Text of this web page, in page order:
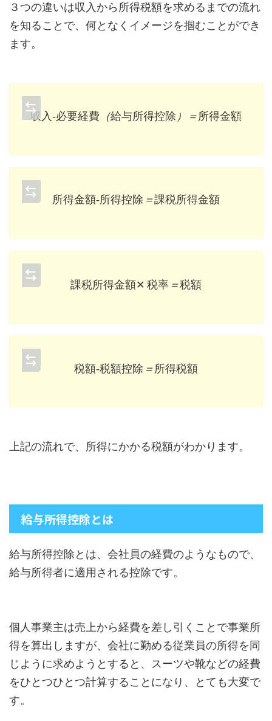
３つの違いは収入から所得税額を求めるまでの流れ
を知ることで、何となくイメージを掴むことができ
ます。
収 入 必 要 経 費 （ 給 与 所 得 控 除 ） 所 得 金 額
収 入 ‐必要経費（給与所得 控 除） ＝所
得金額
所 得 金 額 所 得 控 除 課 税 所 得 金 額
所 得金額‐所得控除 ＝課税所得金
課税 所 得 金 額 税率 税額
課税所得金 額× 税率 ＝税額
税 額 税 額 除 所 得 税 額
額‐税額控除 ＝所得税
上記の流れで、所得にかかる税額がわかります。
給与所得控除とは
給与所得控除とは、会社員の経費のようなもので、
給与所得者に適用される控除です。
個人事業主は売上から経費を差し引くことで事業所
得を算出しますが、会社に勤める従業員の所得を同
じように求めようとすると、スーツや靴などの経費
をひとつひとつ計算することになり、とても大変で
す。